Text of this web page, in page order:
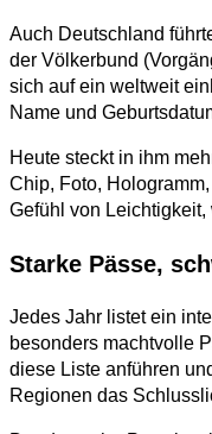
Auch Deutschland
der Völkerbund
sich auf ein weltweit
Name und
Heute steckt in ihm
Chip, Foto,
Gefühl von Leichtigkeit,
Starke Pässe,
Jedes Jahr listet ein
besonders machtvolle
diese Liste anführen
Regionen das